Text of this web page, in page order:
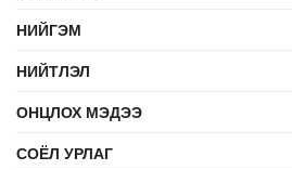
НИЙГЭМ
НИЙТЛЭЛ
ОНЦЛОХ МЭДЭЭ
СОЁЛ УРЛАГ